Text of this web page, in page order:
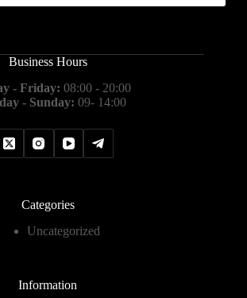
Business Hours
- Friday: 08:00 - 20:00
- Sunday: 09- 14:00
Categories
Uncategorized
Information